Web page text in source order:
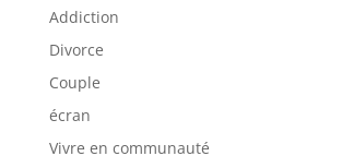
Addiction
Divorce
Couple
écran
Vivre en communauté